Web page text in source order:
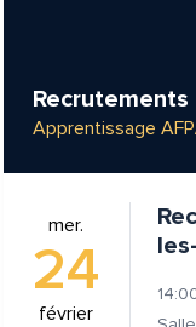
Apprentissage
mer.
24
février